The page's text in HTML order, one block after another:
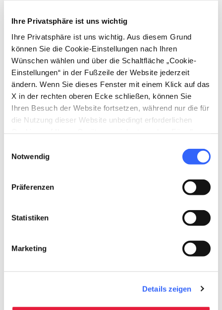
Ihre Privatsphäre ist uns wichtig
Ihre Privatsphäre ist uns wichtig. Aus diesem Grund
können Sie die Cookie-Einstellungen nach Ihren
Wünschen wählen und über die Schaltfläche „Cookie-
Einstellungen“ in der Fußzeile der Website jederzeit
ändern. Wenn Sie dieses Fenster mit einem Klick auf das
X in der rechten oberen Ecke schließen, können Sie
Ihren Besuch der Website fortsetzen, während nur die für
die Nutzung dieser Website unbedingt erforderlichen
Zustimmung.
Notwendig
Präferenzen
Statistiken
Marketing
Details zeigen
750 m langerÜbungshang
steht.
Nach einem Tag auf der Piste lohnt sich
außerdem ein Besuch dermalerischen
Bergdörfer , deren mittelalterliche Ortskerne
häufig noch original erhalten sind. Dabei sollte
man unbedingt die köstlichen Gerichte
dereinheimischen Kücheder Garfagnana
directions Ankommen
Via Vianova, 2, 55030 Vianova LU, Italie